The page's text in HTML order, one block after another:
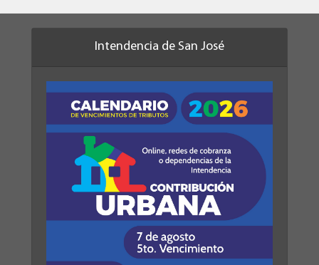
Intendencia de San José